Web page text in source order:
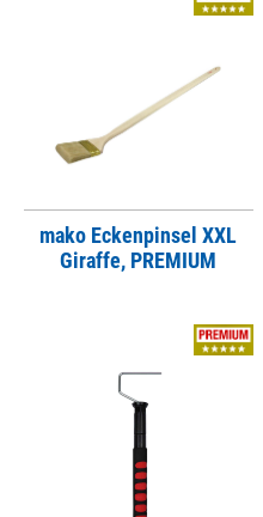
mako Eckenpinsel XXL
Giraffe, PREMIUM